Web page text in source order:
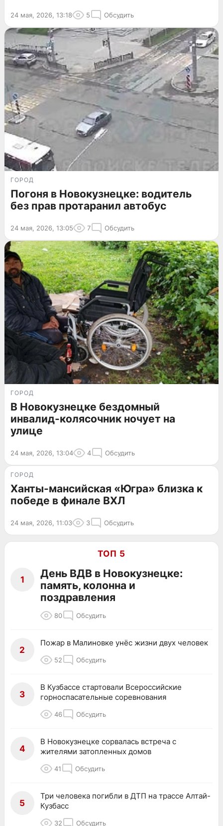
24 мая, 2026, 13:18 5 Обсудить
ГОРОД
Погоня в Новокузнецке: водитель
без прав протаранил автобус
24 мая, 2026, 13:05 7 Обсудить
ГОРОД
В Новокузнецке бездомный
инвалид-колясочник ночует на
улице
24 мая, 2026, 13:04 4 Обсудить
ГОРОД
Ханты-мансийская «Югра» близка к
победе в финале ВХЛ
24 мая, 2026, 11:03 3 Обсудить
ТОП 5
1
День ВДВ в Новокузнецке:
память, колонна и
поздравления
80 Обсудить
2
Пожар в Малиновке унёс жизни двух человек
52 Обсудить
3
В Кузбассе стартовали Всероссийские
горноспасательные соревнования
46 Обсудить
4
В Новокузнецке сорвалась встреча с
жителями затопленных домов
41 Обсудить
5
Три человека погибли в ДТП на трассе Алтай-
Кузбасс
32 Обсудить